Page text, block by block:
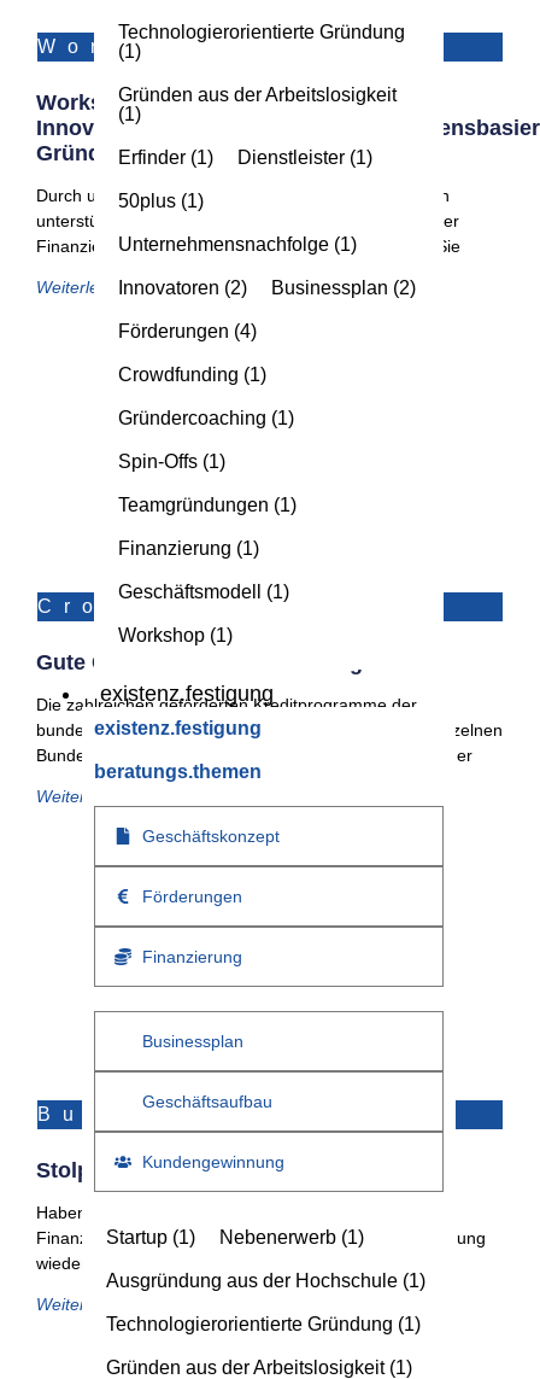
Technologierorientierte Gründung
(1)
Gründen aus der Arbeitslosigkeit
(1)
Erfinder (1) Dienstleister (1)
50plus (1)
Unternehmensnachfolge (1)
Innovatoren (2) Businessplan (2)
Förderungen (4)
Crowdfunding (1)
Gründercoaching (1)
Spin-Offs (1)
Teamgründungen (1)
Finanzierung (1)
Geschäftsmodell (1)
Workshop (1)
existenz.festigung
existenz.festigung
beratungs.themen
Geschäftskonzept
Förderungen
Finanzierung
Businessplan
Geschäftsaufbau
Kundengewinnung
Startup (1) Nebenerwerb (1)
Ausgründung aus der Hochschule (1)
Technologierorientierte Gründung (1)
Gründen aus der Arbeitslosigkeit (1)
Workshop
Workshop Für
Innovative/technologieorientierte/
Gründungen
Durch unsere Kooperation mit spezialisierten Partnern
unterstützen wir Gründer und Jungunternehmer bei der
Finanzierung durch Förderkredite. Ab sofort können Sie
Weiterlesen
Crowdfunding
Gute Gründe Für Crowdfunding
Die zahlreichen geförderten Kreditprogramme der
bundeseigenen KfW und der Landesbanken in den einzelnen
Bundesländern zeigen, dass Bedarf besteht und Gründer
Weiterlesen
Businessplan
Stolperfallen Im Finanzplan
Haben Sie beim Rechnen alles richtig gemacht? Im
Finanzplan spiegeln sich wichtige Eckpunkte einer Planung
wieder. Er dient zusammen mit
Weiterlesen